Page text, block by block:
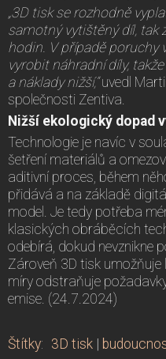
„3D tisk se rozhodně
samotný vytištěný díl, tak
hodin. V případě poruchy
vyrobit náhradní díly,
a náklady nižší,“uvedl
společnosti Zentiva.
Nižší ekologický dopad
Technologie je navíc v
šetření materiálů a
aditivní proces, během
přidává a na základě
model. Je tedy potřeba
klasických obráběcích
odebírá, dokud nevznikne
Zároveň 3D tisk
míry odstraňuje
emise. (24.7.2024)
Štítky: 3D tisk |